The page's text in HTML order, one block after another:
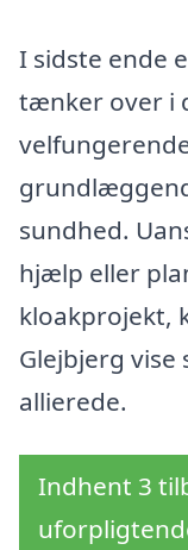
I sidste ende
tænker over i
sundhed.
hjælp eller
kloakprojekt,
Glejbjerg
allierede.
Indhent 3